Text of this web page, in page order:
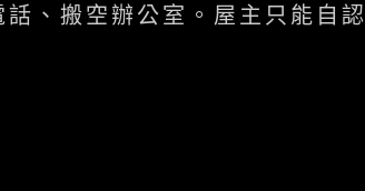
、搬空辦公室。屋主只能自